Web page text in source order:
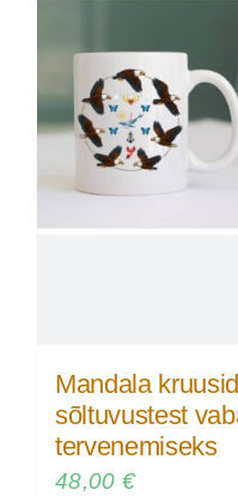
Mandala
sõltuvustest
tervenemiseks
48,00 €